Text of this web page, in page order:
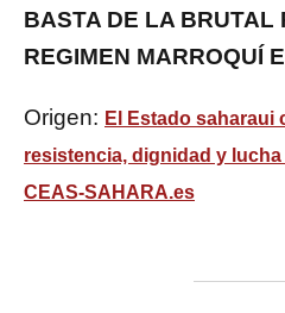
BASTA DE LA BRUTAL
REGIMEN MARROQUÍ
Origen: El Estado saharaui
resistencia, dignidad y
CEAS-SAHARA.es